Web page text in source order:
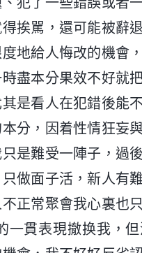
挨駡，還可能被辭
地給人悔改的機會
盡本分果效不好就
是看人在犯錯後能
分，因着性情狂妄
是難受一陣子，過
做面子活，新人有
正常聚會我心裏也
一貫表現撤换我，